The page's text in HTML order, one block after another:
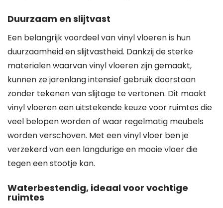
Duurzaam en slijtvast
Een belangrijk voordeel van vinyl vloeren is hun
duurzaamheid en slijtvastheid. Dankzij de sterke
materialen waarvan vinyl vloeren zijn gemaakt,
kunnen ze jarenlang intensief gebruik doorstaan
zonder tekenen van slijtage te vertonen. Dit maakt
vinyl vloeren een uitstekende keuze voor ruimtes die
veel belopen worden of waar regelmatig meubels
worden verschoven. Met een vinyl vloer ben je
verzekerd van een langdurige en mooie vloer die
tegen een stootje kan.
Waterbestendig, ideaal voor vochtige
ruimtes